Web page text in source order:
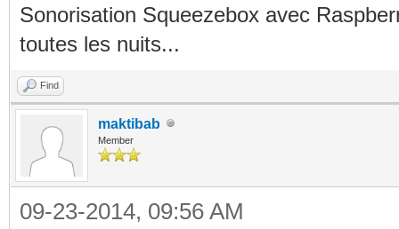
Sonorisation Squeezebox avec
toutes les nuits...
Find
maktibab
Member
09-23-2014, 09:56 AM